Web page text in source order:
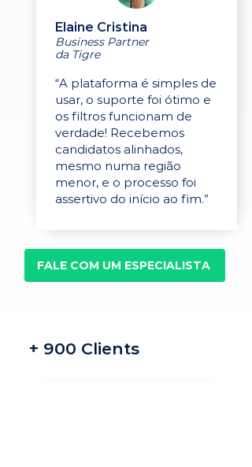
Elaine Cristina
Business Partner
da Tigre
“A plataforma é simples de
usar, o suporte foi ótimo e
os filtros funcionam de
verdade! Recebemos
candidatos alinhados,
mesmo numa região
menor, e o processo foi
assertivo do início ao fim.”
FALE COM UM ESPECIALISTA
+ 900 Clients